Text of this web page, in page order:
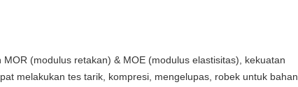
(modulus retakan) & MOE (modulus elastisitas), kekuatan
melakukan tes tarik, kompresi, mengelupas, robek untuk bahan